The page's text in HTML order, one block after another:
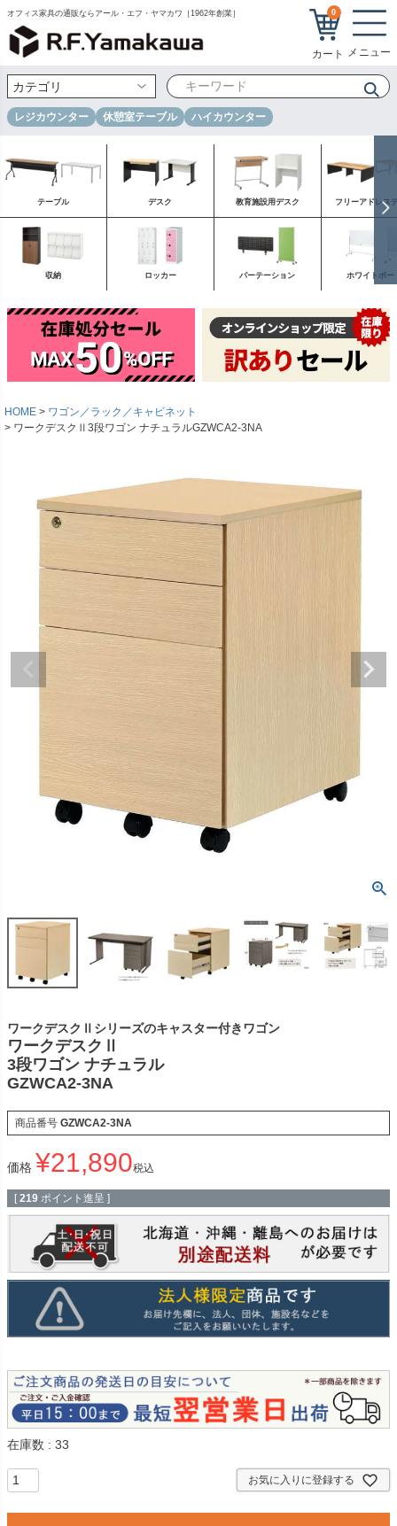
オフィス家具の通販ならアール・エフ・ヤマカワ［1962年創業］ 0
レジカウンター 休憩室テーブル ハイカウンター
テーブル デスク 教育施設用デスク フリーアドレス
収納 ロッカー パーテーション ホワイトボー
HOME
ワゴン／ラック／キャビネット
ワークデスクⅡ3段ワゴン ナチュラルGZWCA2-3NA
ワークデスクⅡシリーズのキャスター付きワゴン
ワークデスクⅡ
3段ワゴン ナチュラル
GZWCA2-3NA
商品番号 GZWCA2-3NA
価格 ¥21,890税込
[ 219 ポイント進呈 ]
在庫数 33
お気に入りに登録する